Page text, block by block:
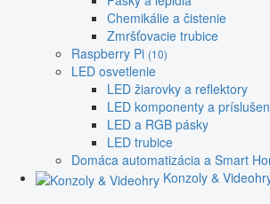
Chemikálie a čistenie
Zmršťovacie trubice
Raspberry Pi (10)
LED osvetlenie
LED žiarovky a reflektory
LED komponenty a
LED a RGB pásky
LED trubice
Domáca automatizácia a Smart
Konzoly &